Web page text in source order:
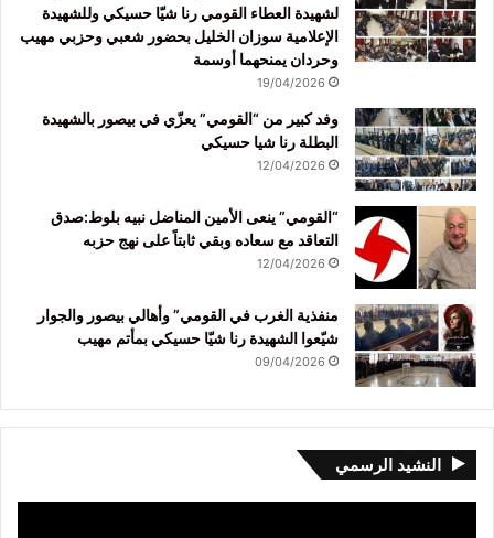
لشهيدة العطاء القومي رنا شيّا حسيكي وللشهيدة
الإعلامية سوزان الخليل بحضور شعبي وحزبي مهيب
وحردان يمنحهما أوسمة
19/04/2026
وفد كبير من “القومي” يعزّي في بيصور بالشهيدة
البطلة رنا شيا حسيكي
12/04/2026
“القومي” ينعى الأمين المناضل نبيه بلوط:صدق
التعاقد مع سعاده وبقي ثابتاً على نهج حزبه
12/04/2026
منفذية الغرب في القومي” وأهالي بيصور والجوار
شيّعوا الشهيدة رنا شيّا حسيكي بمأتم مهيب
09/04/2026
النشيد الرسمي